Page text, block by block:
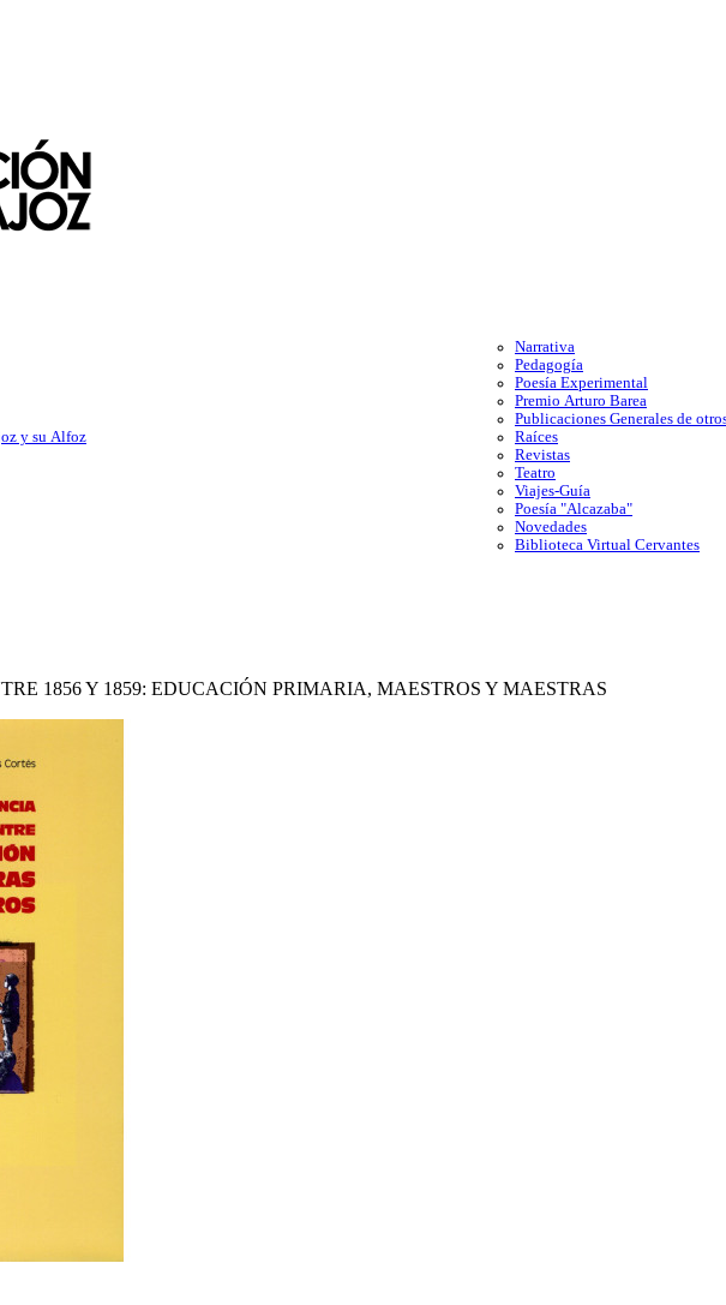
y su Alfoz
Narrativa
Pedagogía
Poesía Experimental
Premio Arturo Barea
Publicaciones Generales de
Raíces
Revistas
Teatro
Viajes-Guía
Poesía "Alcazaba"
Novedades
Biblioteca Virtual Cervantes
1856 Y 1859: EDUCACIÓN PRIMARIA, MAESTROS Y MAESTRAS